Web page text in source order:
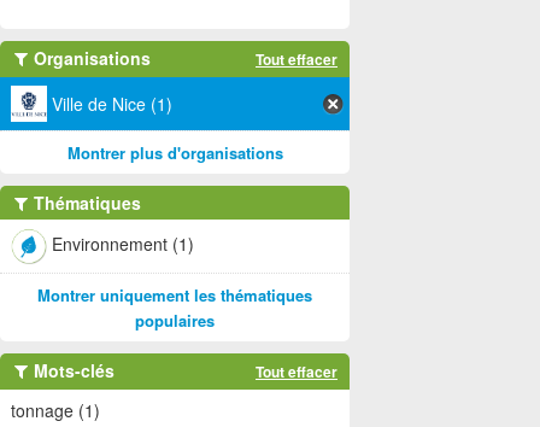
Organisations Tout effacer
Ville de Nice (1)
Montrer plus d'organisations
Thématiques
Environnement (1)
Montrer uniquement les thématiques
populaires
Mots-clés Tout effacer
tonnage (1)